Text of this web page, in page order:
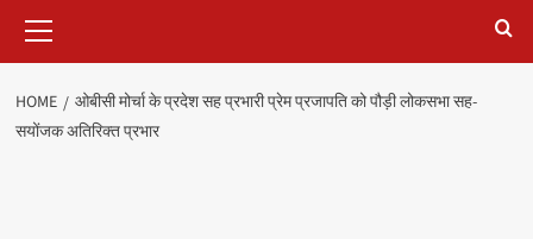
HOME
ओबीसी मोर्चा के प्रदेश सह प्रभारी प्रेम प्रजापति को पौड़ी लोकसभा सह-
सयोंजक अतिरिक्त प्रभार